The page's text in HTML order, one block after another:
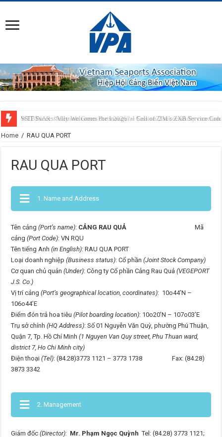
SSIT Successfully Welcomes the Inaugural Call of ZIM’s ZXB Service
Home / RAU QUA PORT
RAU QUA PORT
1. Name and Address
Tên cảng(Port’s name): CẢNG RAU QUẢ Mã
cảng(Port Code): VN RQU
Tên tiếng Anh(in English): RAU QUA PORT
Loại doanh nghiệp(Business status): Cổ phần(Joint Stock Company)
Cơ quan chủ quản(Under): Công ty Cổ phần Cảng Rau Quả(VEGEPORT
J.S. Co.)
Vị trí cảng(Port’s geographical location, coordinates): 10o44’N –
106o44’E
Điểm đón trả hoa tiêu(Pilot boarding location): 10o20’N – 107o03’E
Trụ sở chính(HQ Address): Số 01 Nguyễn Văn Quỳ, phường Phú Thuận,
Quận 7, Tp. Hồ Chí Minh(1 Nguyen Van Quy street, Phu Thuan ward,
district 7, Ho Chi Minh city)
Điện thoại(Tel): (84.28)3773 1121 – 3773 1738 Fax: (84.28)
3873 3342
2. Management
Giám đốc(Director): Mr. Phạm Ngọc Quỳnh Tel: (84.28) 3773 1121;